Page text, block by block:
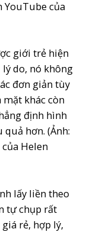
giới trẻ hiện
do, nó không
đơn giản tùy
khác còn
định hình
hơn. (Ảnh:
Helen
lấy liền theo
tự chụp rất
rẻ, hợp lý,